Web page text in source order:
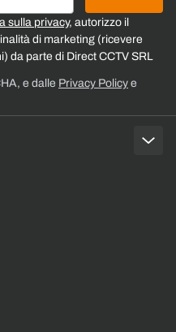
sulla privacy, autorizzo il
di marketing (ricevere
da parte di Direct CCTV SRL
e dalle Privacy Policy e